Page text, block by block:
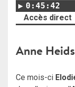
0:45:42
Accès direct
Anne
Ce mois-ci